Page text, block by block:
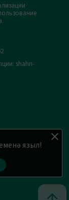
языл!
shahri-